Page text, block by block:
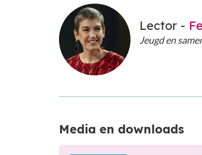
Lector -
Jeugd en
Media en downloads